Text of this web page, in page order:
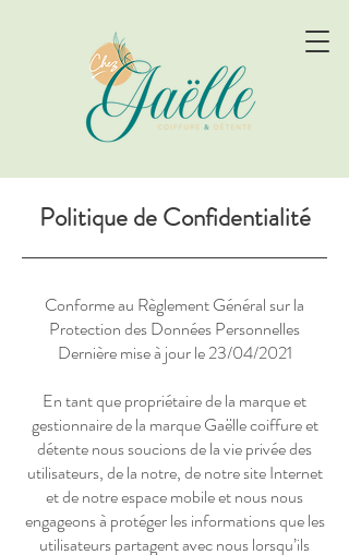
Politique de Confidentialité
Conforme au Règlement Général sur la
Protection des Données Personnelles
Dernière mise à jour le 23/04/2021
En tant que propriétaire de la marque et
gestionnaire de la marque Gaëlle coiffure et
détente nous soucions de la vie privée des
utilisateurs, de la notre, de notre site Internet
et de notre espace mobile et nous nous
engageons à protéger les informations que les
utilisateurs partagent avec nous lorsqu’ils